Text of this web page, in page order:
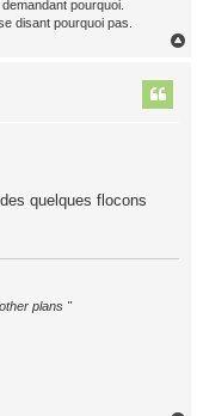
pourquoi.
disant pourquoi pas.
quelques flocons
plans "